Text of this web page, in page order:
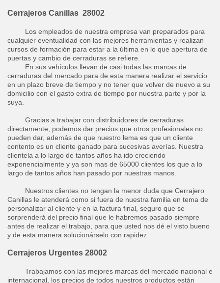
Cerrajeros Canillas 28002
Los empleados de nuestra empresa van preparados para
cualquier eventualidad con las mejores herramientas y realizan
cursos de formación para estar a la última en lo que apertura de
puertas y cambio de cerraduras se refiere.
En sus vehículos llevan de casi todas las marcas de
cerraduras del mercado para de esta manera realizar el servicio
en un plazo breve de tiempo y no tener que volver de nuevo a su
domicilio con el gasto extra de tiempo por nuestra parte y por la
suya.
Gracias a trabajar con distribuidores de cerraduras
directamente, podemos dar precios que otros profesionales no
pueden dar, además de que nuestro lema es que un cliente
contento es un cliente ganado para sucesivas averías. Nuestra
clientela a lo largo de tantos años ha ido creciendo
exponencialmente y ya son mas de 65000 clientes los que a lo
largo de tantos años han pasado por nuestras manos.
Nuestros clientes no tengan la menor duda que Cerrajero
Canillas le atenderá como si fuera de nuestra familia en tema de
personalizar al cliente y en la factura final, seguro que se
sorprenderá del precio final que le habremos pasado siempre
antes de realizar el trabajo, para que usted nos dé el visto bueno
y de esta manera solucionárselo con rapidez.
Cerrajeros Urgentes 28002
Trabajamos con las mejores marcas del mercado nacional e
internacional, los precios de todos nuestros productos están